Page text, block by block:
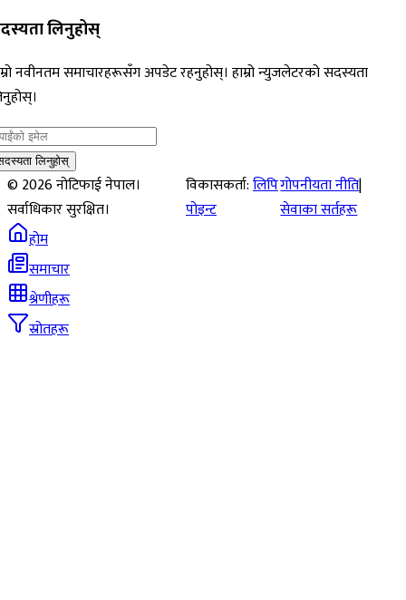
लिनुहोस्
नवीनतम समाचारहरूसँग अपडेट रहनुहोस्। हाम्रो न्युजलेटरको सदस्यता
लिनुहोस्
©2026नोटिफाई नेपाल।
सर्वाधिकार सुरक्षित।
विकासकर्ता:लिपि
पोइन्ट
गोपनीयता नीति|
सेवाका सर्तहरू
होम
समाचार
श्रेणीहरू
स्रोतहरू